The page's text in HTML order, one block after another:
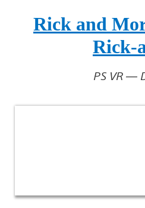
Rick and
Rick-
PS VR —